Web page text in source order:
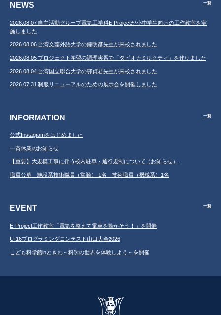
NEWS 一覧
2026.08.07 自主活動グループ電気工学科E-Projectが小中学生向けの工作教室を実
施しました
2026.08.06 台湾文藻外語大学の鐘明彥先生が来校されました
2026.08.05 プロジェクト学習の調理実習で「タピオカミルクティ」を作りました
2026.08.04 台湾国立聯合大学の鄂貞君先生が来校されました
2026.07.31 制服リニューアルのための展示会を開催しました
INFORMATION 一覧
公式Instagramをはじめました
一斉休業のお知らせ
【重要】大規模工事に伴う校内駐車・通行規制について（お知らせ）
職員公募 施設系技術職員（常勤） 1名 技術職員（機械系）1名
EVENT 一覧
E-Project工作教室「電気を整えて電車を動かそう！」を開催
U-16プログラミングコンテスト山口大会2026
こども科学館inときわ～科学の世界を体験しよう～を開催